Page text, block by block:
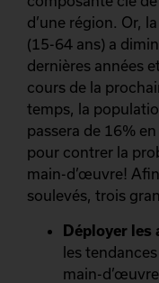
d’une région. Or,
(15-64 ans) a
dernières années
cours de la
temps, la
passera de 16%
pour contrer la
main-d’œuvre!
soulevés, trois
Déployer les
les
main-